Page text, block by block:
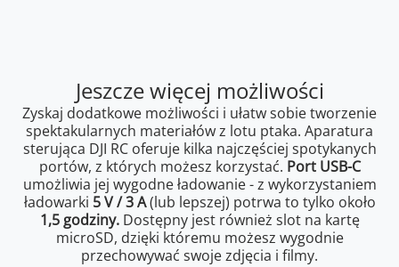
Jeszcze więcej możliwości
Zyskaj dodatkowe możliwości i ułatw sobie tworzenie
spektakularnych materiałów z lotu ptaka. Aparatura
sterująca DJI RC oferuje kilka najczęściej spotykanych
portów, z których możesz korzystać. Port USB-C
umożliwia jej wygodne ładowanie - z wykorzystaniem
ładowarki 5 V / 3 A(lub lepszej) potrwa to tylko około
1,5 godziny.Dostępny jest również slot na kartę
microSD, dzięki któremu możesz wygodnie
przechowywać swoje zdjęcia i filmy.